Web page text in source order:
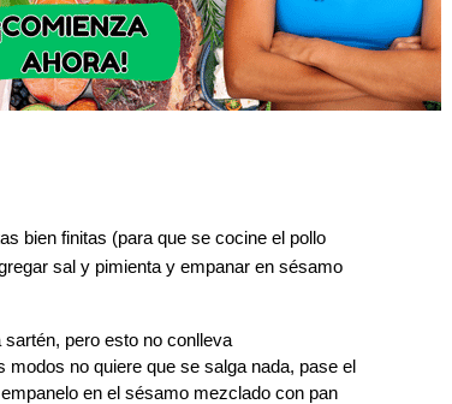
bien finitas (para que se cocine el pollo
sal y pimienta y empanar en sésamo
pero esto no conlleva
modos no quiere que se salga nada, pase el
en el sésamo mezclado con pan